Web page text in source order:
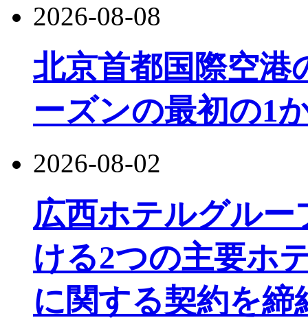
2026-08-08
北京首都国際空港
ーズンの最初の1
2026-08-02
広西ホテルグル
ける2つの主要ホ
に関する契約を締